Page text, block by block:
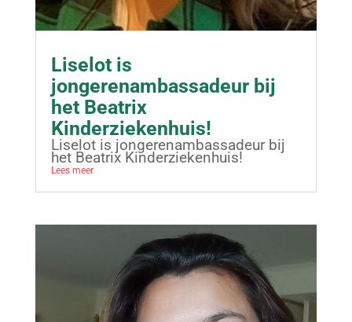
Liselot is
jongerenambassadeur bij
het Beatrix
Kinderziekenhuis!
Liselot is jongerenambassadeur bij
het Beatrix Kinderziekenhuis!
Lees meer